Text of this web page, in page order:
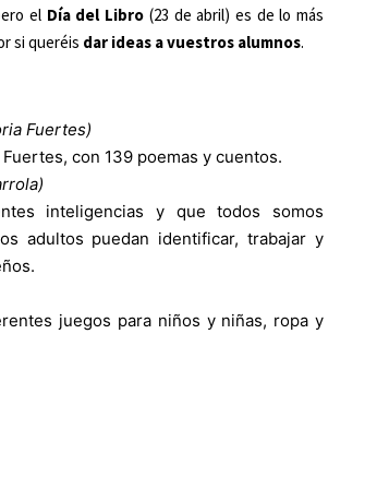
el Día del Libro (23 de abril) es de lo más
si queréis dar ideas a vuestros alumnos.
Fuertes)
con 139 poemas y cuentos.
inteligencias y que todos somos
adultos puedan identificar, trabajar y
juegos para niños y niñas, ropa y